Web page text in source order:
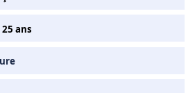
25 ans